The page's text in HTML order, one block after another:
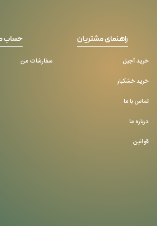
راهنمای مشتریان
خرید آجیل
خرید خشکبار
تماس با ما
درباره ما
قوانین
حساب
سفارشات من